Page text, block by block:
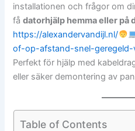
installationen och frågor om
fådatorhjälp hemma eller på
https://alexandervandijl.nl/
of-op-afstand-snel-
Perfekt för hjälp med
eller säker demontering av
Table of Contents